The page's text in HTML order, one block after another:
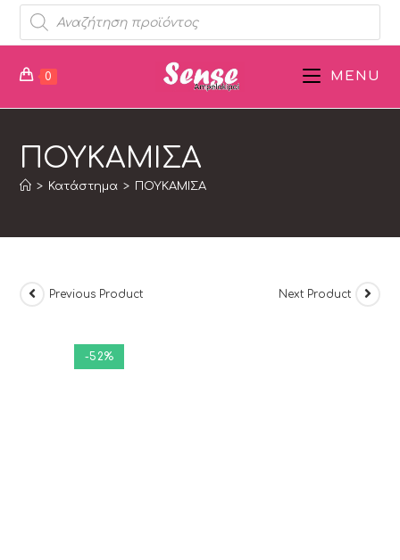
0 MENU
ΠΟΥΚΑΜΙΣΑ
> Κατάστημα > ΠΟΥΚΑΜΙΣΑ
-52%
Previous Product Next Product